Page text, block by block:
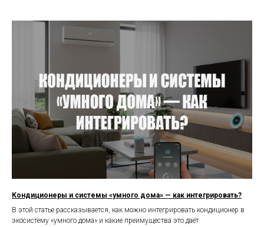
Кондиционеры и системы «умного дома» — как интегрировать?
В этой статье рассказывается, как можно интегрировать кондиционер в
экосистему «умного дома» и какие преимущества это даёт